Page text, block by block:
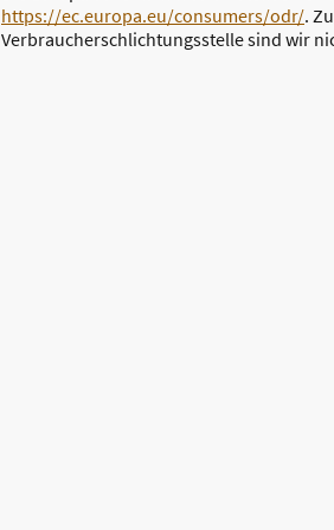
https://ec.europa.eu/consumers/odr/.
Verbraucherschlichtungsstelle sind wir